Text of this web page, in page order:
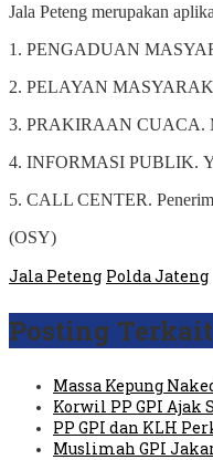
Jala Peteng merupakan
1. PENGADUAN
2. PELAYAN
3. PRAKIRAAN CUACA.
4. INFORMASI PUBLIK.
5. CALL CENTER. P
(OSY)
Jala Peteng Polda Jateng
Posting Terkait
Massa Kepung
Korwil PP GPI Ajak
PP GPI dan KLH
Muslimah GPI